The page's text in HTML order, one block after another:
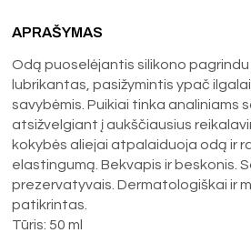
APRAŠYMAS
Odą puoselėjantis silikono
lubrikantas, pasižymintis ypač
savybėmis. Puikiai tinka analiniams
atsižvelgiant į aukščiausius
kokybės aliejai atpalaiduoja odą ir
elastingumą. Bekvapis ir beskonis.
prezervatyvais. Dermatologiškai ir
patikrintas.
Tūris: 50 ml